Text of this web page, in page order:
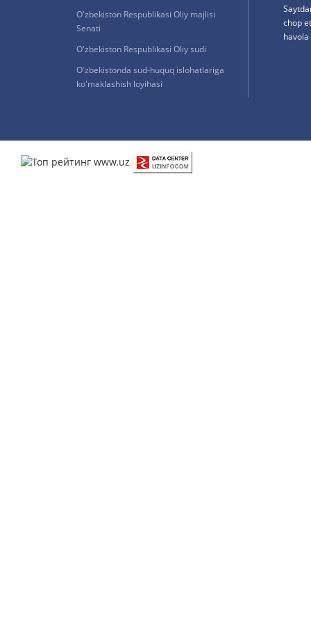
O'zbekiston Respublikasi Oliy majlisi
Senati
O'zbekiston Respublikasi Oliy sudi
O'zbekistonda sud-huquq islohatlariga
ko'maklashish loyihasi
chop